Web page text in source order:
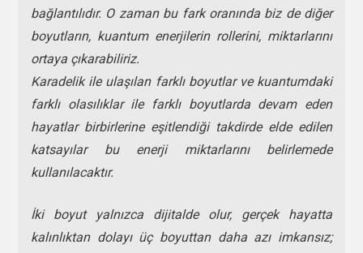
bağlantılıdır. O zaman bu fark oranında biz de diğer
boyutların, kuantum enerjilerin rollerini, miktarlarını
ortaya çıkarabiliriz.
Karadelik ile ulaşılan farklı boyutlar ve kuantumdaki
farklı olasılıklar ile farklı boyutlarda devam eden
hayatlar birbirlerine eşitlendiği takdirde elde edilen
katsayılar bu enerji miktarlarını belirlemede
kullanılacaktır.
İki boyut yalnızca dijitalde olur, gerçek hayatta
kalınlıktan dolayı üç boyuttan daha azı imkansız;